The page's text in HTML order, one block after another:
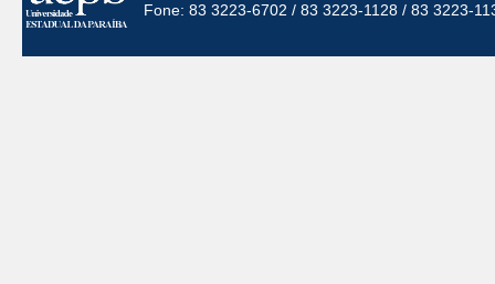
Fone: 83 3223-6702 / 83 3223-1128 / 83 3223-